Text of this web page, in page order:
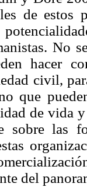
de estos
No
hacer
civil,
que
de vida
sobre las
del